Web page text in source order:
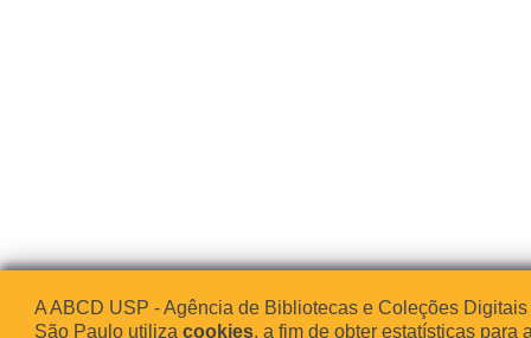
A ABCD USP - Agência de Bibliotecas e Coleções
São Paulo utiliza cookies, a fim de obter estatísticas para